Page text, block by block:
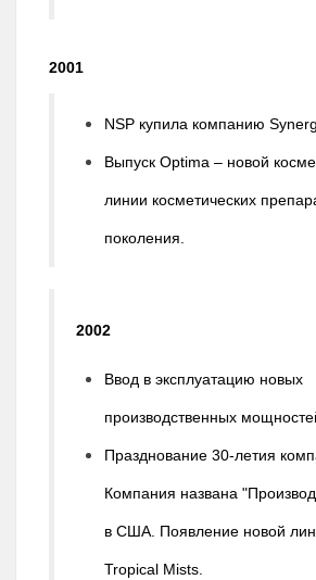
2001
NSP купила компанию
Выпуск Optima – новой
линии косметических
поколения.
2002
Ввод в эксплуатацию новых
производственных
Празднование 30-летия
Компания названа
в США. Появление новой
Tropical Mists.